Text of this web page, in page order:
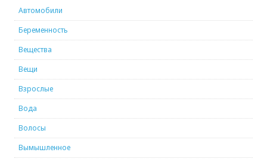
Автомобили
Беременность
Вещества
Вещи
Взрослые
Вода
Волосы
Вымышленное